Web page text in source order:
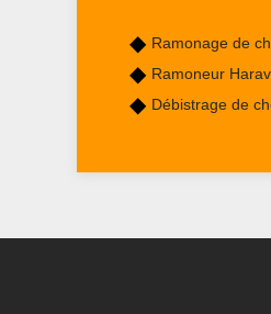
Ramonage de
Ramoneur
Débistrage de